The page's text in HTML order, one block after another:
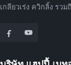
เกลียวเร่ง ควิกลิ้ง รว